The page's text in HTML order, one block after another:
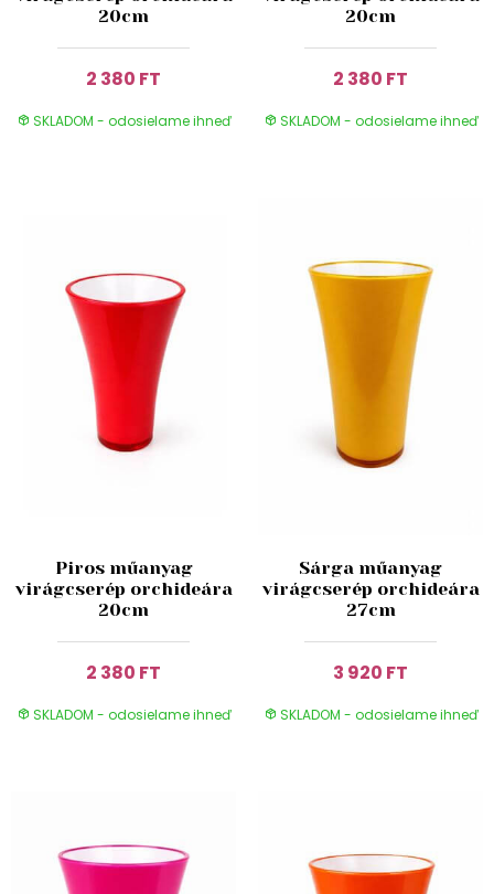
20cm
2 380 FT
SKLADOM - odosielame ihneď
20cm
2 380 FT
SKLADOM - odosielame ihneď
Piros műanyag
virágcserép orchideára
20cm
2 380 FT
SKLADOM - odosielame ihneď
Sárga műanyag
virágcserép orchideára
27cm
3 920 FT
SKLADOM - odosielame ihneď